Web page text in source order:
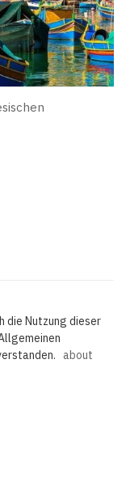
die Nutzung dieser
about